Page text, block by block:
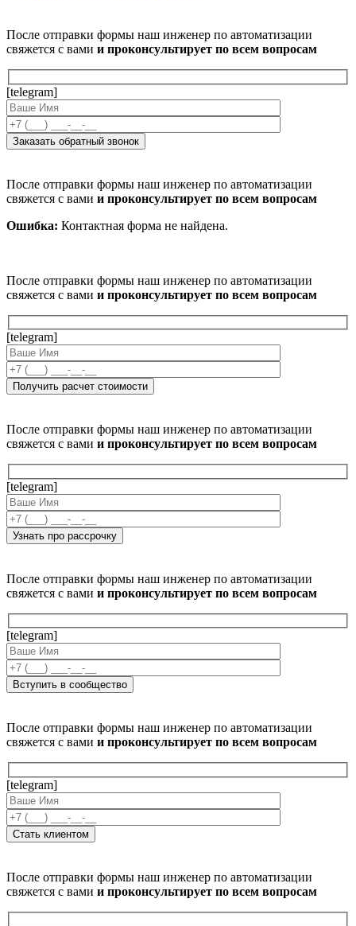
После отправки формы наш инженер по автоматизации
свяжется с вами и проконсультирует по всем вопросам
[telegram]
После отправки формы наш инженер по автоматизации
свяжется с вами и проконсультирует по всем вопросам
Ошибка: Контактная форма не найдена.
После отправки формы наш инженер по автоматизации
свяжется с вами и проконсультирует по всем вопросам
[telegram]
После отправки формы наш инженер по автоматизации
свяжется с вами и проконсультирует по всем вопросам
[telegram]
После отправки формы наш инженер по автоматизации
свяжется с вами и проконсультирует по всем вопросам
[telegram]
После отправки формы наш инженер по автоматизации
свяжется с вами и проконсультирует по всем вопросам
[telegram]
После отправки формы наш инженер по автоматизации
свяжется с вами и проконсультирует по всем вопросам